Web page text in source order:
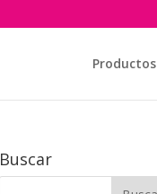
Productos
Buscar